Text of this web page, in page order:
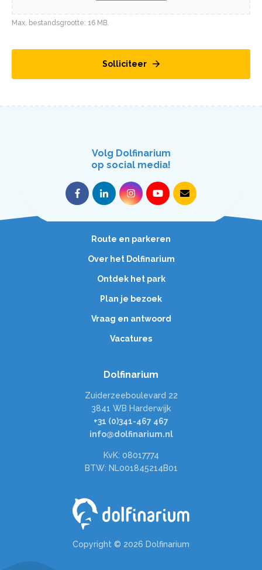
Max. bestandsgrootte: 16 MB.
Solliciteer
Volg Dolfinarium
op social media!
Route en parkeren
Over het Dolfinarium
Ontdek het park
Plan je bezoek
Vraag en antwoord
Vacatures
Dolfinarium
Zuiderzeeboulevard 22
3841 WB Harderwijk
+31 (0)341-467 467
info@dolfinarium.nl
KvK: 08017774
BTW: NL001845214B01
Copyright © 2026 Dolfinarium